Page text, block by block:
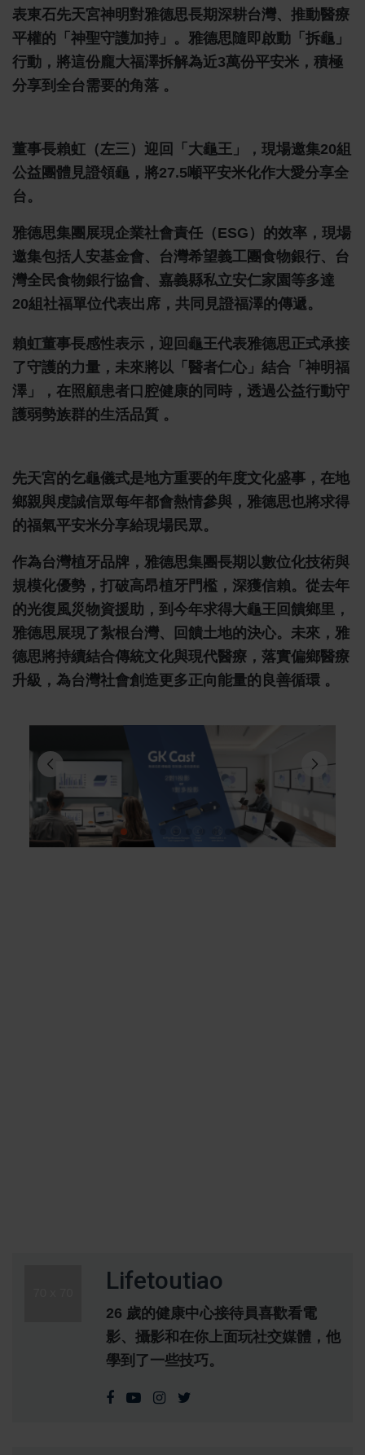
表東石先天宮神明對雅德思長期深耕台灣、推動醫療
平權的「神聖守護加持」。雅德思隨即啟動「拆龜」
行動，將這份龐大福澤拆解為近3萬份平安米，積極
分享到全台需要的角落 。
董事長賴虹（左三）迎回「大龜王」，現場邀集20組
公益團體見證領龜，將27.5噸平安米化作大愛分享全
台。
雅德思集團展現企業社會責任（ESG）的效率，現場
邀集包括人安基金會、台灣希望義工團食物銀行、台
灣全民食物銀行協會、嘉義縣私立安仁家園等多達
20組社福單位代表出席，共同見證福澤的傳遞。
賴虹董事長感性表示，迎回龜王代表雅德思正式承接
了守護的力量，未來將以「醫者仁心」結合「神明福
澤」，在照顧患者口腔健康的同時，透過公益行動守
護弱勢族群的生活品質 。
先天宮的乞龜儀式是地方重要的年度文化盛事，在地
鄉親與虔誠信眾每年都會熱情參與，雅德思也將求得
的福氣平安米分享給現場民眾。
作為台灣植牙品牌，雅德思集團長期以數位化技術與
規模化優勢，打破高昂植牙門檻，深獲信賴。從去年
的光復風災物資援助，到今年求得大龜王回饋鄉里，
雅德思展現了紮根台灣、回饋土地的決心。未來，雅
德思將持續結合傳統文化與現代醫療，落實偏鄉醫療
升級，為台灣社會創造更多正向能量的良善循環 。
Lifetoutiao
26 歲的健康中心接待員喜歡看電
影、攝影和在你上面玩社交媒體，他
學到了一些技巧。